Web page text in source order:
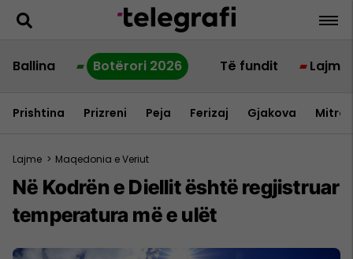
Ballina Botërori 2026 Të fundit Lajme
Prishtina Prizreni Peja Ferizaj Gjakova
Lajme > Maqedonia e Veriut
Në Kodrën e Diellit është regjistruar
temperatura më e ulët